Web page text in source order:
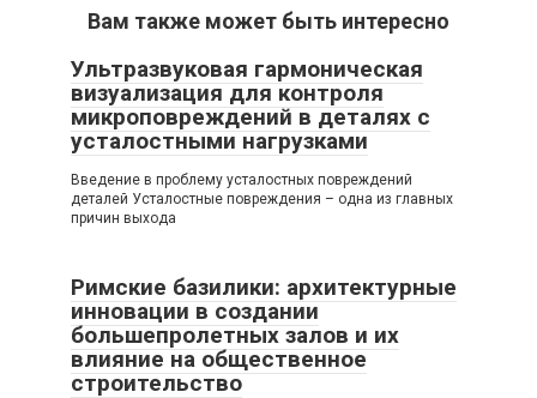
Вам также может быть интересно
Ультразвуковая гармоническая
визуализация для контроля
микроповреждений в деталях с
усталостными нагрузками
Введение в проблему усталостных повреждений
деталей Усталостные повреждения – одна из главных
причин выхода
Римские базилики: архитектурные
инновации в создании
большепролетных залов и их
влияние на общественное
строительство